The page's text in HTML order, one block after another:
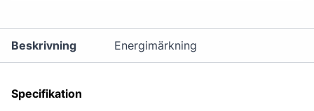
Beskrivning Energimärkning
Specifikation